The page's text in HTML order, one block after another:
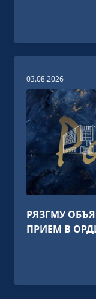
03.08.2026
РЯЗГМУ
ПРИЕМ В